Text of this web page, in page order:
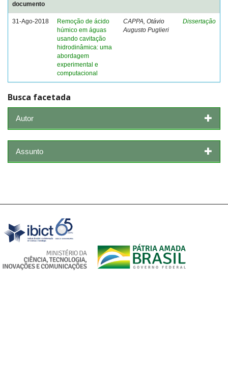
documento
31-Ago-2018
Remoção de ácido
húmico em águas
usando cavitação
hidrodinâmica: uma
abordagem
experimental e
computacional
CAPPA, Otávio
Augusto Puglieri
Dissertação
Busca facetada
Autor
Assunto